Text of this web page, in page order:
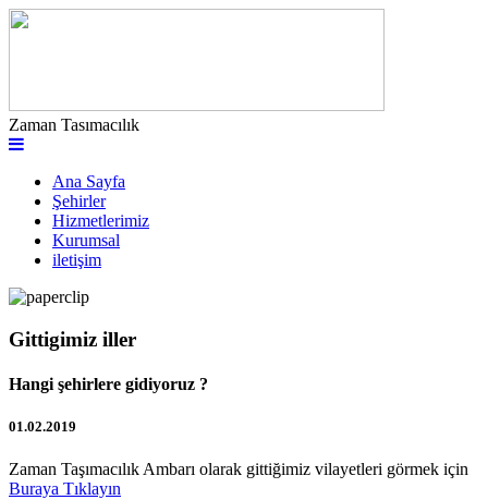
Zaman Tasımacılık
Ana Sayfa
Şehirler
Hizmetlerimiz
Kurumsal
iletişim
Gittigimiz iller
Hangi şehirlere gidiyoruz ?
01.02.2019
Zaman Taşımacılık Ambarı olarak gittiğimiz vilayetleri görmek için
Buraya Tıklayın